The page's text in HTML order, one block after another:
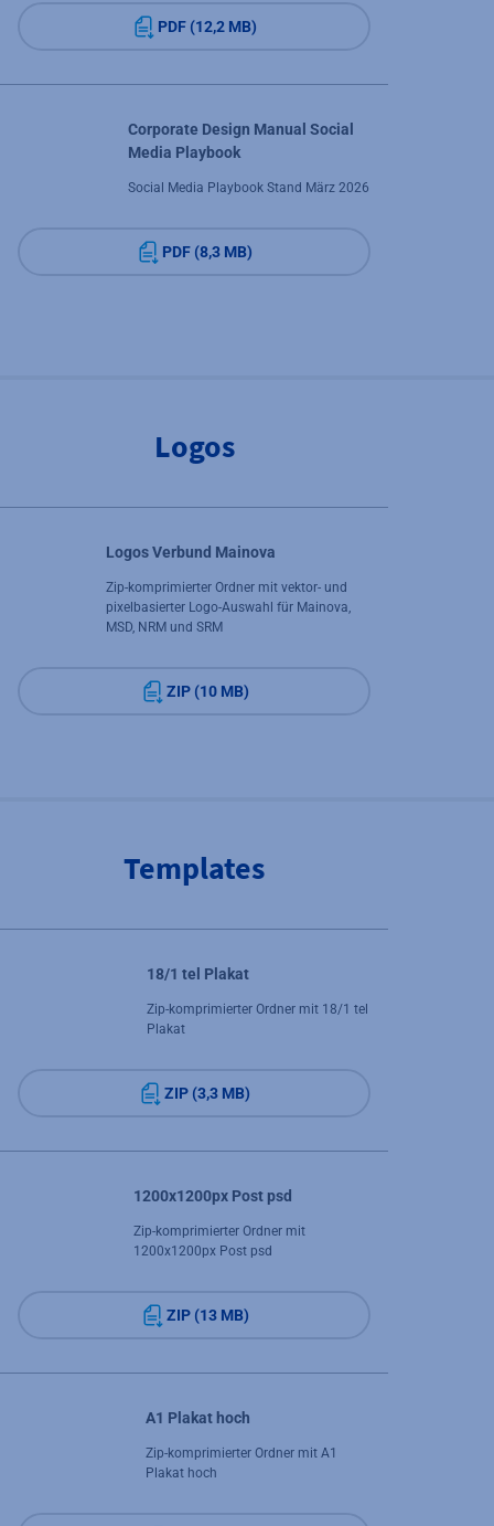
PDF (12,2 MB)
Corporate Design Manual Social
Media Playbook
Social Media Playbook Stand März 2026
PDF (8,3 MB)
Logos
Logos Verbund Mainova
Zip-komprimierter Ordner mit vektor- und
pixelbasierter Logo-Auswahl für Mainova,
MSD, NRM und SRM
ZIP (10 MB)
Templates
18/1 tel Plakat
Zip-komprimierter Ordner mit 18/1 tel
Plakat
ZIP (3,3 MB)
1200x1200px Post psd
Zip-komprimierter Ordner mit
1200x1200px Post psd
ZIP (13 MB)
A1 Plakat hoch
Zip-komprimierter Ordner mit A1
Plakat hoch